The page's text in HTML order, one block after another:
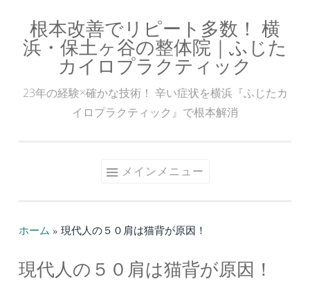
ン
根本改善でリピート多数！ 横
浜・保土ヶ谷の整体院｜ふじた
カイロプラクティック
23年の経験×確かな技術！ 辛い症状を横浜『ふじたカ
イロプラクティック』で根本解消
メインメニュー
ホーム » 現代人の５０肩は猫背が原因！
現代人の５０肩は猫背が原因！